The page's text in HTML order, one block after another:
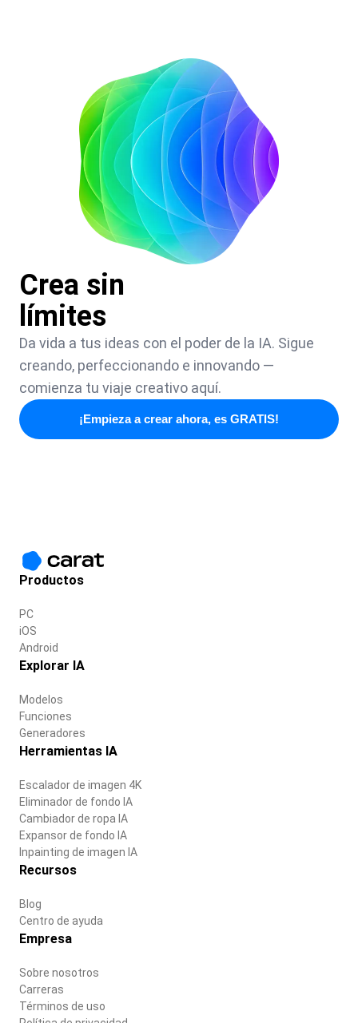
Crea sin
límites
Da vida a tus ideas con el poder de la IA. Sigue
creando, perfeccionando e innovando —
comienza tu viaje creativo aquí.
¡Empieza a crear ahora, es GRATIS!
Productos
PC
iOS
Android
Explorar IA
Modelos
Funciones
Generadores
Herramientas IA
Escalador de imagen 4K
Eliminador de fondo IA
Cambiador de ropa IA
Expansor de fondo IA
Inpainting de imagen IA
Recursos
Blog
Centro de ayuda
Empresa
Sobre nosotros
Carreras
Términos de uso